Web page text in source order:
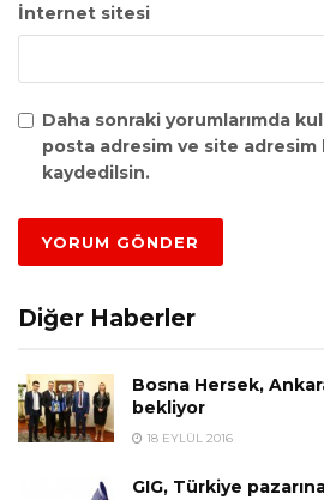
İnternet sitesi
Daha sonraki yorumlarımda
posta adresim ve site adresim
kaydedilsin.
Diğer Haberler
Bosna Hersek,
bekliyor
18 EYLÜL 2016
GIG, Türkiye